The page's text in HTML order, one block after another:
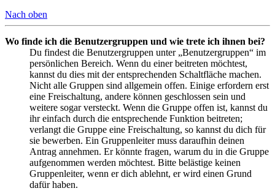
Nach oben
Wo finde ich die Benutzergruppen und wie trete ich ihnen bei?
Du findest die Benutzergruppen unter „Benutzergruppen“ im
persönlichen Bereich. Wenn du einer beitreten möchtest,
kannst du dies mit der entsprechenden Schaltfläche machen.
Nicht alle Gruppen sind allgemein offen. Einige erfordern erst
eine Freischaltung, andere können geschlossen sein und
weitere sogar versteckt. Wenn die Gruppe offen ist, kannst du
ihr einfach durch die entsprechende Funktion beitreten;
verlangt die Gruppe eine Freischaltung, so kannst du dich für
sie bewerben. Ein Gruppenleiter muss daraufhin deinen
Antrag annehmen. Er könnte fragen, warum du in die Gruppe
aufgenommen werden möchtest. Bitte belästige keinen
Gruppenleiter, wenn er dich ablehnt, er wird einen Grund
dafür haben.